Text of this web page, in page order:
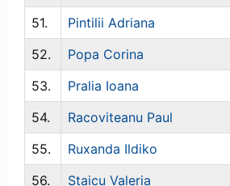
51.
Pintilii Adriana
52.
Popa Corina
53.
Pralia Ioana
54.
Racoviteanu Paul
55.
Ruxanda Ildiko
56.
Staicu Valeria